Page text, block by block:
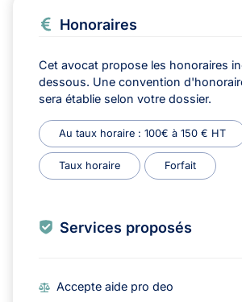
Honoraires
Cet avocat propose les honoraires
dessous. Une convention
sera établie selon votre dossier.
Au taux horaire : 100€ à 150 € HT
Taux horaire Forfait
Services proposés
Accepte aide pro deo